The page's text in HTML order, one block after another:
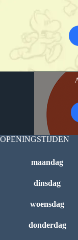
OPENINGSTIJDEN
maandag
dinsdag
woensdag
donderdag